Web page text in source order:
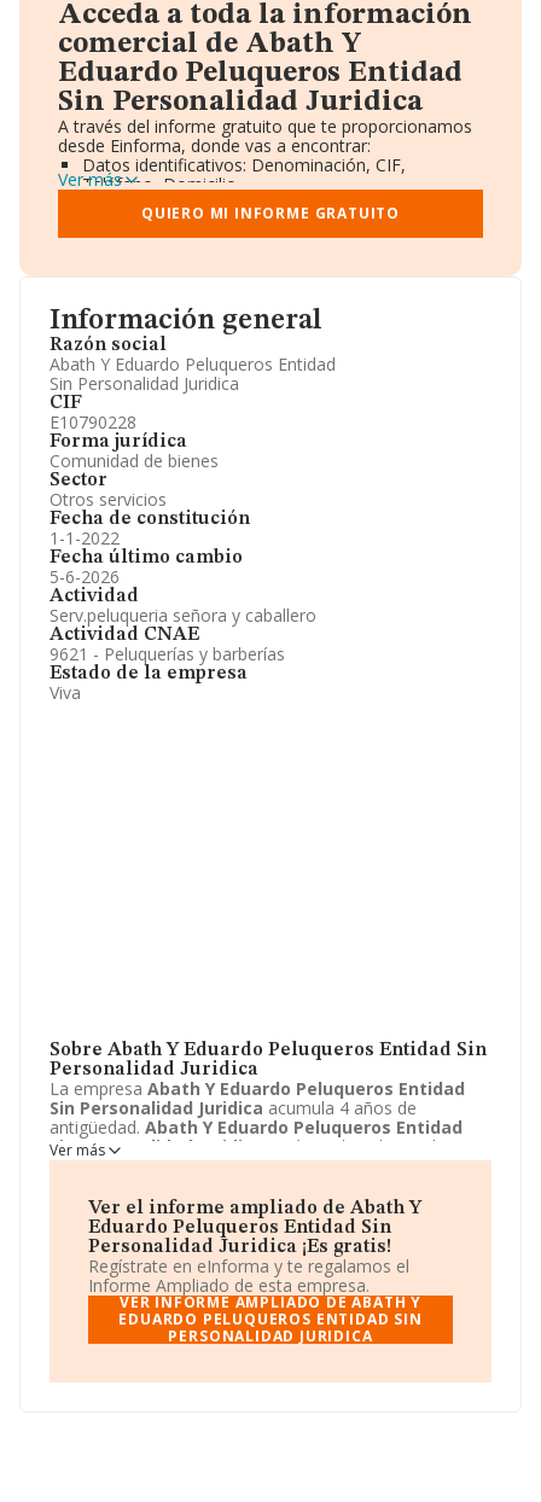
Información general
Razón social
Abath Y Eduardo Peluqueros Entidad
Sin Personalidad Juridica
CIF
E10790228
Forma jurídica
Comunidad de bienes
Sector
Otros servicios
Fecha de constitución
1-1-2022
Fecha último cambio
5-6-2026
Actividad
Serv.peluqueria señora y caballero
Actividad CNAE
9621 - Peluquerías y barberías
Estado de la empresa
Viva
Sobre Abath Y Eduardo Peluqueros Entidad Sin
Personalidad Juridica
La empresa Abath Y Eduardo Peluqueros Entidad
Sin Personalidad Juridica acumula 4 años de
antigüedad. Abath Y Eduardo Peluqueros Entidad
Sin Personalidad Juridica
está emplazada en Plaza
Mayor, 4 - BAJO, Albacete, Albacete. Centra su actividad
Abath Y Eduardo Peluqueros Entidad Sin
Personalidad Juridicaes Comunidad de bienes.
Ver más
Ver el informe ampliado de Abath Y
Eduardo Peluqueros Entidad Sin
Personalidad Juridica ¡Es gratis!
Regístrate en eInforma y te regalamos el
Informe Ampliado de esta empresa.
VER INFORME AMPLIADO DE ABATH Y
EDUARDO PELUQUEROS ENTIDAD SIN
PERSONALIDAD JURIDICA
Acceda a toda la información
comercial de Abath Y
Eduardo Peluqueros Entidad
Sin Personalidad Juridica
A través del informe gratuito que te proporcionamos
desde Einforma, donde vas a encontrar:
Datos identificativos: Denominación, CIF,
Teléfono, Domicilio.
Informe Mercantil Completo (BORME).
Gráficos de Evolución Ventas y Empleados.
Consejo de Administración y Administradores.
Accionistas.
Artículos de prensa publicados sobre la empresa.
Información oficial y registral complementaria.
Ver más
QUIERO MI INFORME GRATUITO